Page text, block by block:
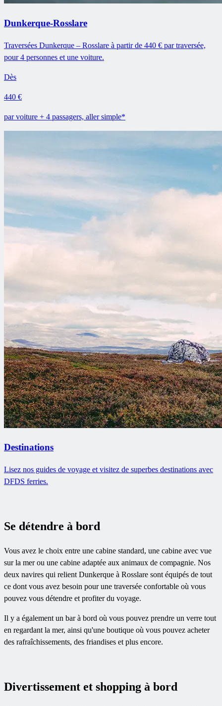
Dunkerque-Rosslare
Traversées Dunkerque – Rosslare à partir de 440 € par traversée,
pour 4 personnes et une voiture.
Dès
440 €
par voiture + 4 passagers, aller simple*
Destinations
Lisez nos guides de voyage et visitez de superbes destinations avec
DFDS ferries.
Se détendre à bord
Vous avez le choix entre une cabine standard, une cabine avec vue
sur la mer ou une cabine adaptée aux animaux de compagnie. Nos
deux navires qui relient Dunkerque à Rosslare sont équipés de tout
ce dont vous avez besoin pour une traversée confortable où vous
pouvez vous détendre et profiter du voyage.
Il y a également un bar à bord où vous pouvez prendre un verre tout
en regardant la mer, ainsi qu'une boutique où vous pouvez acheter
des rafraîchissements, des friandises et plus encore.
Divertissement et shopping à bord